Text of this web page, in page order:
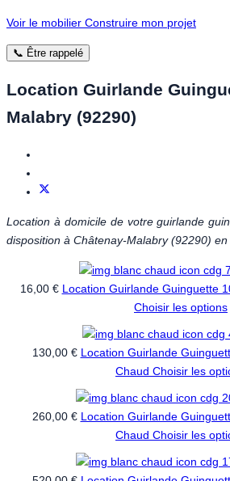
Voir le mobilier Construire mon projet
📞 Être rappelé
Location Guirlande
Malabry (92290)
Location à domicile de votre guirlande
disposition à Châtenay-Malabry (92290) en
16,00 € Location Guirlande Guinguette
Choisir les options
130,00 € Location Guirlande
Chaud Choisir les
260,00 € Location Guirlande
Chaud Choisir les